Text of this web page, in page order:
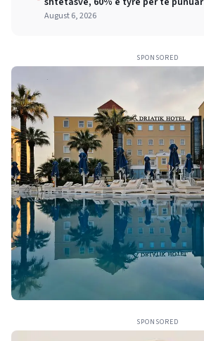
August 6, 2026
SPONSORED
SPONSORED